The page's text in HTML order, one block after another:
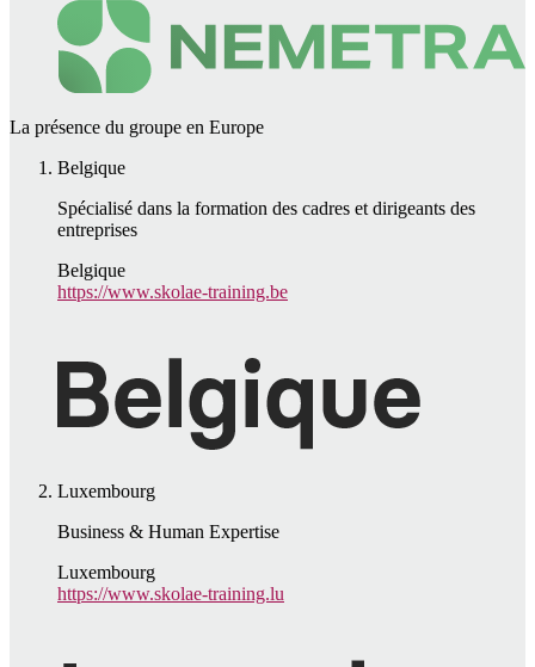
La présence du groupe en Europe
Belgique
Spécialisé dans la formation des cadres et dirigeants des
entreprises
Belgique
https://www.skolae-training.be
Luxembourg
Business & Human Expertise
Luxembourg
https://www.skolae-training.lu